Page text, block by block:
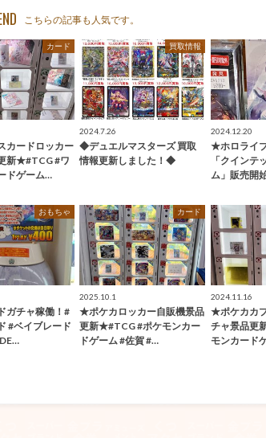
こちらの記事も人気です。
カード
カードロッカー
新★#TCG #ワ
ドゲーム…
買取情報
2024.7.26
◆デュエルマスターズ 買取
情報更新しました！◆
2024.12.20
★ホロライ
「クインテ
ム」販売開
おもちゃ
ガチャ稼働！#
#ベイブレード
カード
2025.10.1
★ポケカロッカー自販機景品
更新★#TCG #ポケモンカー
ドゲーム #佐賀 #…
2024.11.16
★ポケカカ
チャ景品更
モンカード